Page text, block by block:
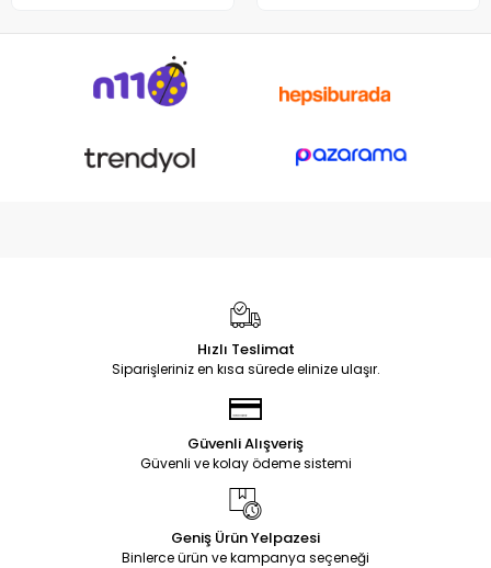
Hızlı Teslimat
Siparişleriniz en kısa sürede elinize ulaşır.
Güvenli Alışveriş
Güvenli ve kolay ödeme sistemi
Geniş Ürün Yelpazesi
Binlerce ürün ve kampanya seçeneği